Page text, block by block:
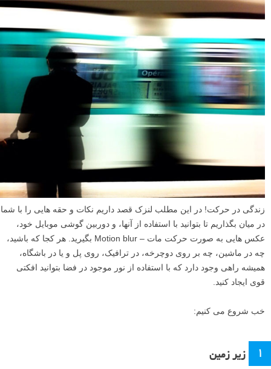
زندگی در حرکت! در این مطلب لنزک قصد داریم نکات و حقه هایی را با شما
در میان بگذاریم تا بتوانید با استفاده از آنها، و دوربین گوشی موبایل خود،
عکس هایی به صورت حرکت مات – Motion blur بگیرید. هر کجا که باشید،
چه در ماشین، چه بر روی دوچرخه، در ترافیک، روی پل و یا در باشگاه،
همیشه راهی وجود دارد که با استفاده از نور موجود در فضا بتوانید افکتی
قوی ایجاد کنید.
خب شروع می کنیم:
۱ زیر زمین